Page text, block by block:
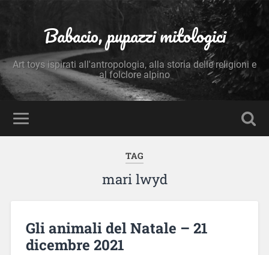
Babacio, pupazzi mitologici
Art toys ispirati all'antropologia, alla storia delle religioni e
al folclore alpino
TAG
mari lwyd
Gli animali del Natale – 21
dicembre 2021